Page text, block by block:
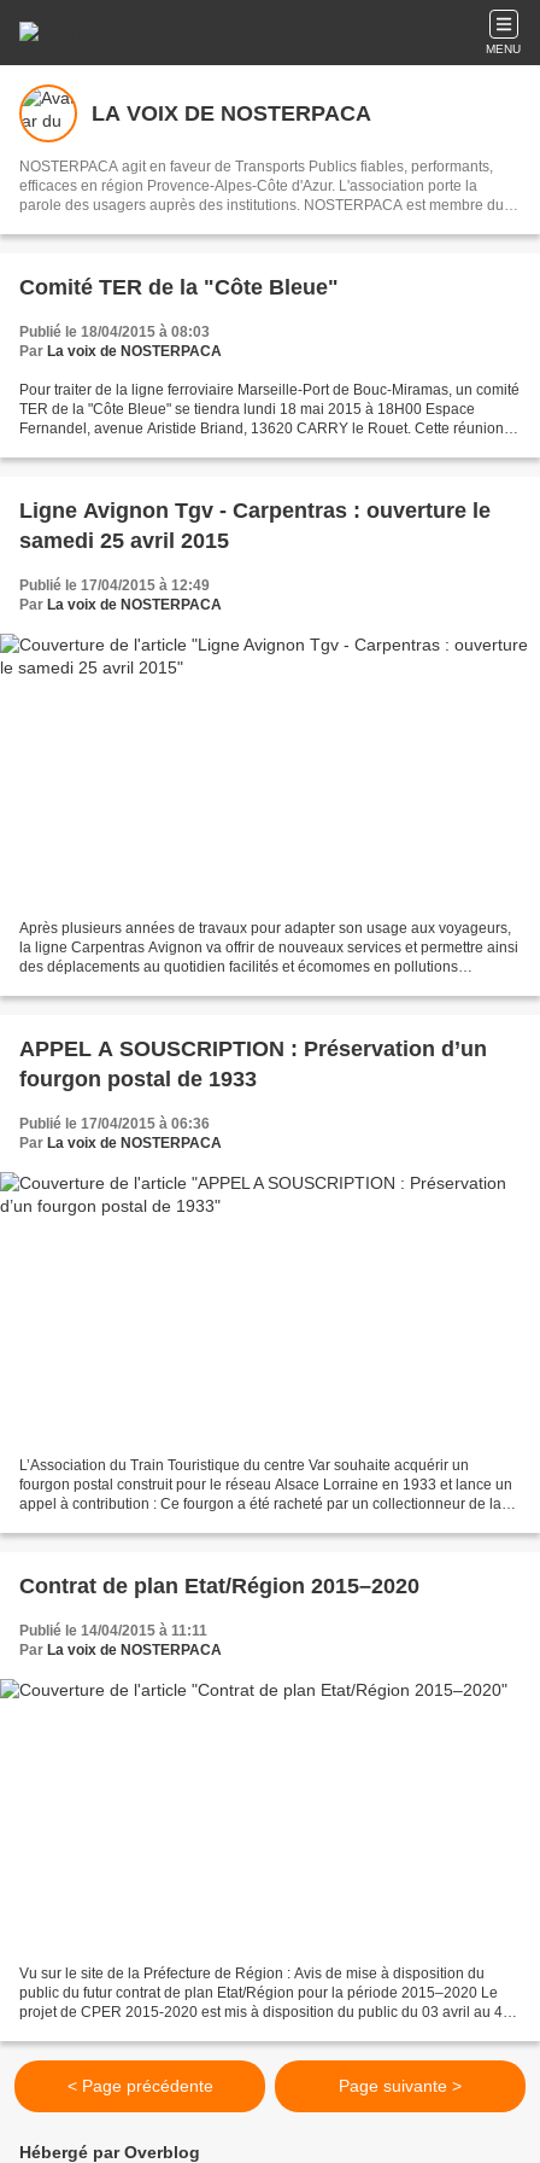
MENU
LA VOIX DE NOSTERPACA
NOSTERPACA agit en faveur de Transports Publics fiables, performants,
efficaces en région Provence-Alpes-Côte d'Azur. L'association porte la
parole des usagers auprès des institutions. NOSTERPACA est membre du
Comité TER de la "Côte Bleue"
Publié le 18/04/2015 à 08:03
Par La voix de NOSTERPACA
Pour traiter de la ligne ferroviaire Marseille-Port de Bouc-Miramas, un comité
TER de la "Côte Bleue" se tiendra lundi 18 mai 2015 à 18H00 Espace
Fernandel, avenue Aristide Briand, 13620 CARRY le Rouet. Cette réunion
Ligne Avignon Tgv - Carpentras : ouverture le
samedi 25 avril 2015
Publié le 17/04/2015 à 12:49
Par La voix de NOSTERPACA
Après plusieurs années de travaux pour adapter son usage aux voyageurs,
la ligne Carpentras Avignon va offrir de nouveaux services et permettre ainsi
des déplacements au quotidien facilités et écomomes en pollutions
APPEL A SOUSCRIPTION : Préservation d’un
fourgon postal de 1933
Publié le 17/04/2015 à 06:36
Par La voix de NOSTERPACA
L’Association du Train Touristique du centre Var souhaite acquérir un
fourgon postal construit pour le réseau Alsace Lorraine en 1933 et lance un
appel à contribution : Ce fourgon a été racheté par un collectionneur de la
Contrat de plan Etat/Région 2015–2020
Publié le 14/04/2015 à 11:11
Par La voix de NOSTERPACA
Vu sur le site de la Préfecture de Région : Avis de mise à disposition du
public du futur contrat de plan Etat/Région pour la période 2015–2020 Le
projet de CPER 2015-2020 est mis à disposition du public du 03 avril au 4
< Page précédente Page suivante >
Hébergé par Overblog